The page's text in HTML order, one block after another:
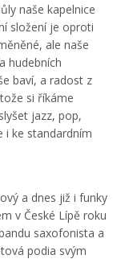
naše kapelnice
složení je oproti
ale naše
hudebních
baví, a radost z
si říkáme
jazz, pop,
i ke standardním
a dnes již i funky
v České Lípě roku
saxofonista a
podia svým